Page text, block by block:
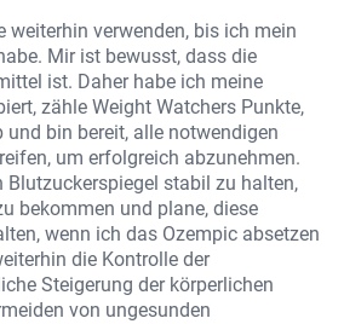
weiterhin verwenden, bis ich mein
Mir ist bewusst, dass die
ist. Daher habe ich meine
zähle Weight Watchers Punkte,
und bin bereit, alle notwendigen
um erfolgreich abzunehmen.
Blutzuckerspiegel stabil zu halten,
bekommen und plane, diese
wenn ich das Ozempic absetzen
die Kontrolle der
Steigerung der körperlichen
von ungesunden